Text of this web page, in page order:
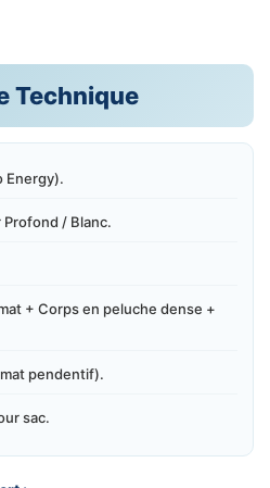
Technique
Energy).
Profond / Blanc.
+ Corps en peluche dense +
pendentif).
sac.